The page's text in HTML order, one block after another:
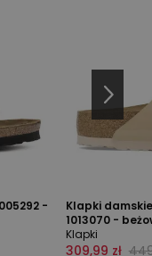
-
Klapki
1013070 -
Klapki
309,99 zł